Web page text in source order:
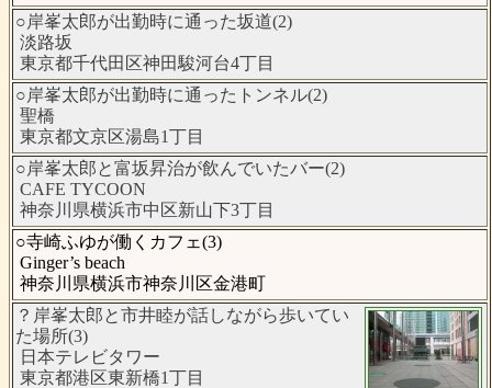
○岸峯太郎が出勤時に通った坂道(2)
淡路坂
東京都千代田区神田駿河台4丁目
○岸峯太郎が出勤時に通ったトンネル(2)
聖橋
東京都文京区湯島1丁目
○岸峯太郎と富坂昇治が飲んでいたバー(2)
CAFE TYCOON
神奈川県横浜市中区新山下3丁目
○寺崎ふゆが働くカフェ(3)
Ginger’s beach
神奈川県横浜市神奈川区金港町
？岸峯太郎と市井睦が話しながら歩いてい
た場所(3)
日本テレビタワー
東京都港区東新橋1丁目